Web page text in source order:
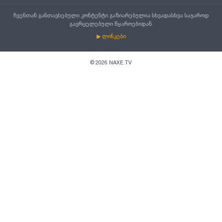
ჩვენთან განთავსებული კონტენტი გაზიარებულია სხვადასხვა საჯაროდ
გავრცელებული წყაროებიდან.
▶ ლინკები
© 2026 NAXE.TV